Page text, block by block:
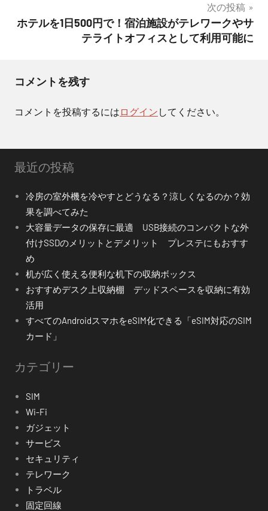
ビ
シ
ョ
次の投稿
ホテルを1日500円で！宿泊施設がテレワークやサ
テライトオフィスとして利用可能に
コメントを残す
コメントを投稿するには ログイン してください。
最近の投稿
冷房の室外機を冷やすとどうなる？涼しくなるのか？効
果を調べてみた
大容量データの保存に最適 USB接続のコンパクトな外
付けSSDのメリットとデメリット プレステにもおすす
め
机が広く使える便利な机下の収納ボックス
おすすめデスク上収納棚 デッドスペースを収納に有効
活用
すべてのAndroidスマホをeSIM化できる「eSIM対応のSIM
カード」
カテゴリー
SIM
Wi-Fi
ガジェット
サービス
セキュリティ
テレワーク
トラベル
固定回線